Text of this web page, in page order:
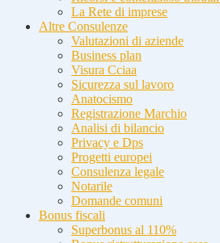
La Rete di imprese
Altre Consulenze
Valutazioni di aziende
Business plan
Visura Cciaa
Sicurezza sul lavoro
Anatocismo
Registrazione Marchio
Analisi di bilancio
Privacy e Dps
Progetti europei
Consulenza legale
Notarile
Domande comuni
Bonus fiscali
Superbonus al 110%